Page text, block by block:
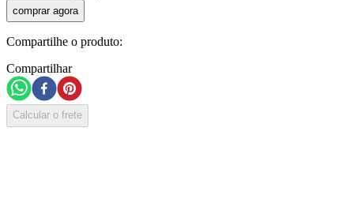
comprar agora
Compartilhe o produto:
Compartilhar
Calcular o frete